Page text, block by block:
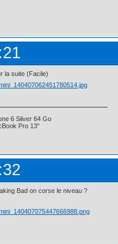
la suite (Facile)
6 Silver 64 Go
Pro 13"
Bad on corse le niveau ?